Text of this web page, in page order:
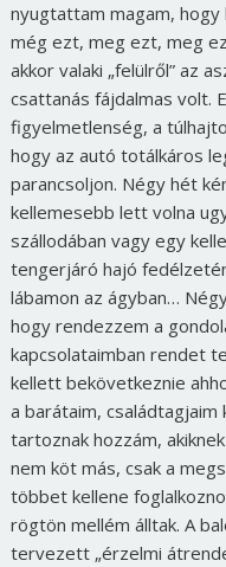
nyugtattam magam, hogy
még ezt, meg ezt, meg
akkor valaki „felülről” az
csattanás fájdalmas volt.
figyelmetlenség, a
hogy az autó totálkáros
parancsoljon. Négy hét
kellemesebb lett volna
szállodában vagy egy
tengerjáró hajó
lábamon az ágyban…
hogy rendezzem a
kapcsolataimban rendet
kellett bekövetkeznie
a barátaim, családtagjaim
tartoznak hozzám,
nem köt más, csak a
többet kellene
rögtön mellém álltak. A
tervezett „érzelmi